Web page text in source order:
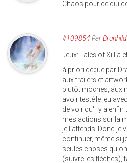
Chaos pour ce qui
#109854 ParBrunhild
Jeux: Tales of Xillia
à priori déçue par
aux trailers et
plutôt moches, aux
avoir testé le jeu
de voir qu'il y a enfin
mes actions sur la
je l'attends. Donc je
continuer, même si
seules choses
(suivre les flèches),